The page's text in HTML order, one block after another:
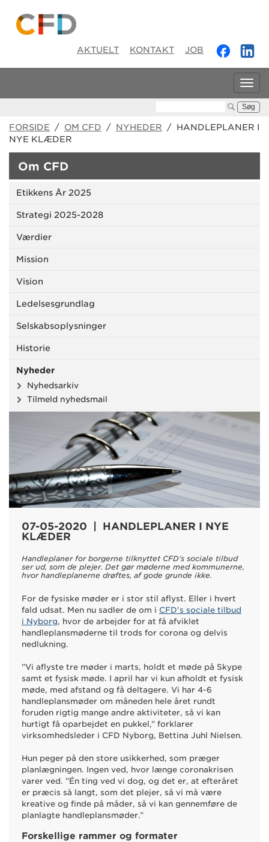
AKTUELT KONTAKT JOB
FORSIDE / OM CFD / NYHEDER / HANDLEPLANER I
NYE KLÆDER
Om CFD
Etikkens År 2025
Strategi 2025-2028
Værdier
Mission
Vision
Ledelsesgrundlag
Selskabsoplysninger
Historie
Nyheder
Nyhedsarkiv
Tilmeld nyhedsmail
07-05-2020 | HANDLEPLANER I NYE
KLÆDER
Handleplaner for borgerne tilknyttet CFD’s sociale tilbud
ser ud, som de plejer. Det gør møderne med kommunerne,
hvor handleplanerne drøftes, af gode grunde ikke.
For de fysiske møder er i stor stil aflyst. Eller i hvert
fald udsat. Men nu sadler de om i CFD’s sociale tilbud
i Nyborg, hvor de arbejder for at få afviklet
handleplansmøderne til trods for corona og delvis
nedlukning.
”Vi aflyste tre møder i marts, holdt et møde på Skype
samt et fysisk møde. I april har vi kun afholdt et fysisk
møde, med afstand og få deltagere. Vi har 4-6
handleplansmøder om måneden hele året rundt
foruden rigtig mange andre aktiviteter, så vi kan
hurtigt få oparbejdet en pukkel,” forklarer
virksomhedsleder i CFD Nyborg, Bettina Juhl Nielsen.
Hun peger på den store usikkerhed, som præger
planlægningen. Ingen ved, hvor længe coronakrisen
varer ved. ”Én ting ved vi dog, og det er, at efteråret
er præcis så langt, som det plejer, så vi må være
kreative og finde på måder, så vi kan gennemføre de
planlagte handleplansmøder.”
Forskellige rammer og formater